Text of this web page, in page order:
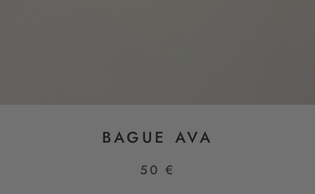
BAGUE AVA
50 €